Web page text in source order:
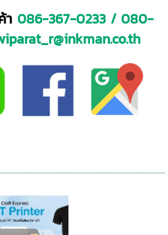
า 086-367-0233/ 080-